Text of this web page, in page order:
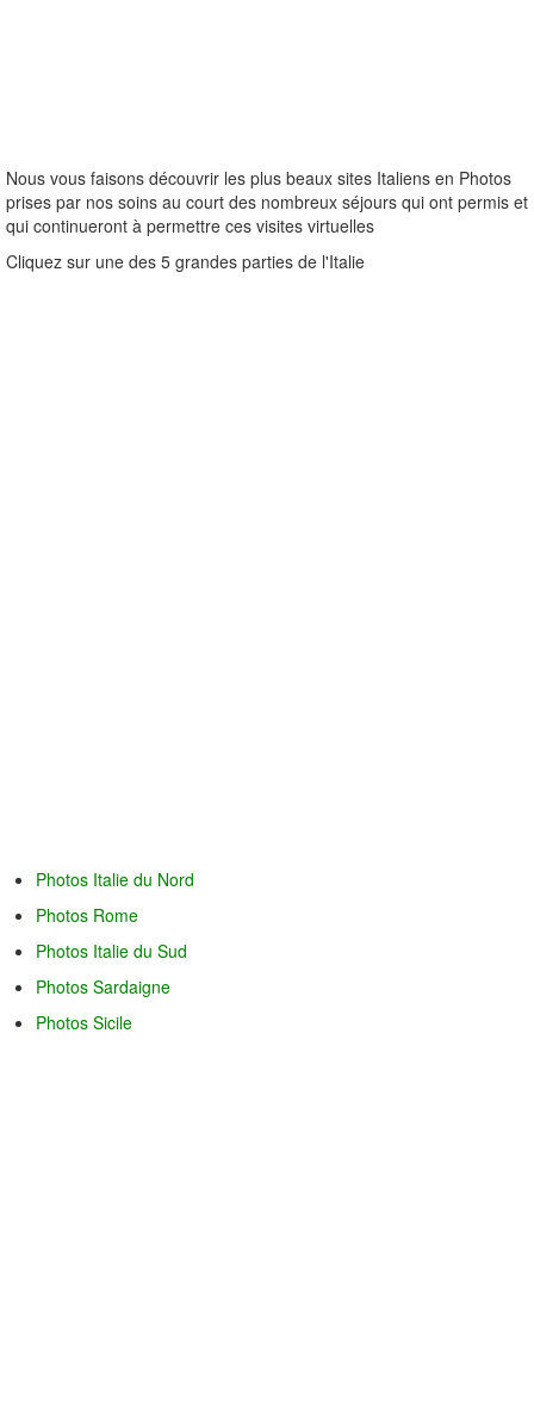
Nous vous faisons découvrir les plus beaux sites Italiens en Photos
prises par nos soins au court des nombreux séjours qui ont permis et
qui continueront à permettre ces visites virtuelles
Cliquez sur une des 5 grandes parties de l'Italie
Photos Italie du Nord
Photos Rome
Photos Italie du Sud
Photos Sardaigne
Photos Sicile